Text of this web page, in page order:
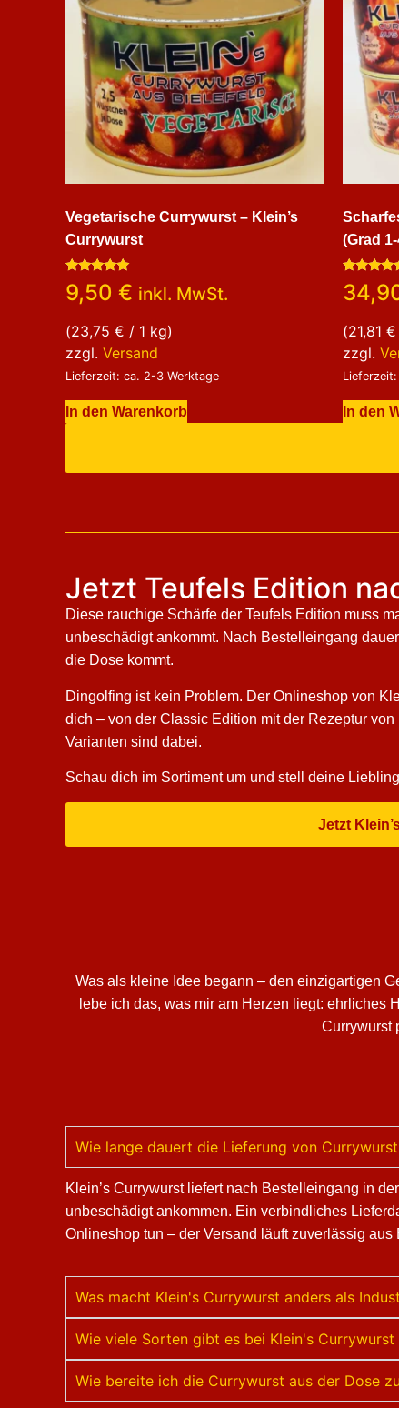
Vegetarische Currywurst – Klein’s
Currywurst
Bewertet
mit
5.00
9,50 € inkl. MwSt.
(23,75 € / 1 kg)
zzgl. Versand
Lieferzeit: ca. 2-3 Werktage
In den Warenkorb
(Grad
Bewertet
mit
(21,81 €
zzgl.
In den
Jetzt Teufels Edition
Diese rauchige Schärfe der Teufels Edition muss
unbeschädigt ankommt. Nach Bestelleingang
die Dose kommt.
Dingolfing ist kein Problem. Der Onlineshop von
dich – von der Classic Edition mit der Rezeptur
Varianten sind dabei.
Schau dich im Sortiment um und stell deine
Jetzt
Was als kleine Idee begann – den einzigartigen
lebe ich das, was mir am Herzen liegt: ehrliches
Currywurst
Wie lange dauert die Lieferung von
Klein’s Currywurst liefert nach Bestelleingang in
unbeschädigt ankommen. Ein verbindliches
Onlineshop tun – der Versand läuft zuverlässig aus
Was macht Klein's Currywurst anders als
Wie viele Sorten gibt es bei Klein's Currywurst
Wie bereite ich die Currywurst aus der Dose